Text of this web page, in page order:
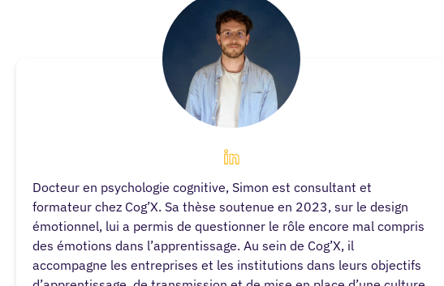
Simon Brazey
Docteur en psychologie cognitive, Simon est consultant et
formateur chez Cog’X. Sa thèse soutenue en 2023, sur le design
émotionnel, lui a permis de questionner le rôle encore mal compris
des émotions dans l’apprentissage. Au sein de Cog’X, il
accompagne les entreprises et les institutions dans leurs objectifs